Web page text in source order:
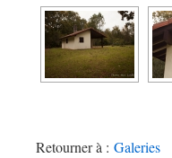
Retourner à : Galeries